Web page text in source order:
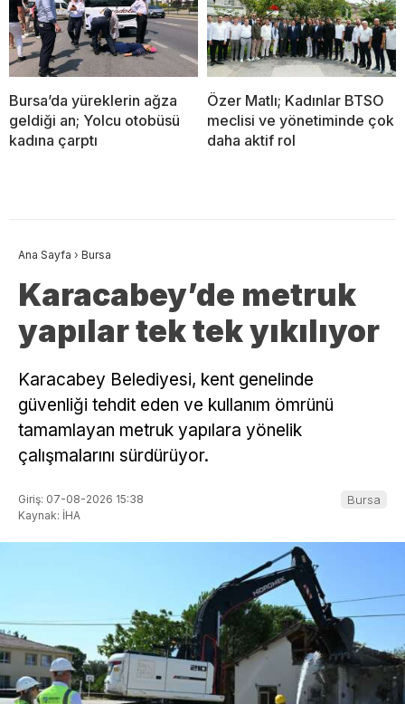
Bursa’da yüreklerin ağza
geldiği an; Yolcu otobüsü
kadına çarptı
Özer Matlı; Kadınlar BTSO
meclisi ve yönetiminde çok
daha aktif rol
Ana Sayfa › Bursa
Karacabey’de metruk
yapılar tek tek yıkılıyor
Karacabey Belediyesi, kent genelinde
güvenliği tehdit eden ve kullanım ömrünü
tamamlayan metruk yapılara yönelik
çalışmalarını sürdürüyor.
Giriş: 07-08-2026 15:38
Kaynak: İHA
Bursa